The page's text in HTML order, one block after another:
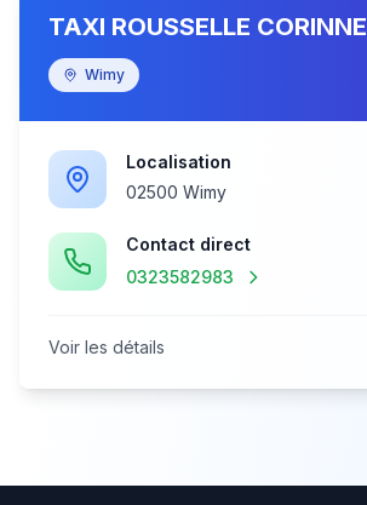
TAXI ROUSSELLE CORINNE
Wimy
Localisation
02500 Wimy
Contact direct
0323582983
Voir les détails